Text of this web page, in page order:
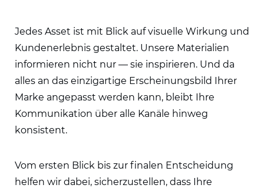
Jedes Asset ist mit Blick auf visuelle Wirkung und
Kundenerlebnis gestaltet. Unsere Materialien
informieren nicht nur — sie inspirieren. Und da
alles an das einzigartige Erscheinungsbild Ihrer
Marke angepasst werden kann, bleibt Ihre
Kommunikation über alle Kanäle hinweg
konsistent.
Vom ersten Blick bis zur finalen Entscheidung
helfen wir dabei, sicherzustellen, dass Ihre